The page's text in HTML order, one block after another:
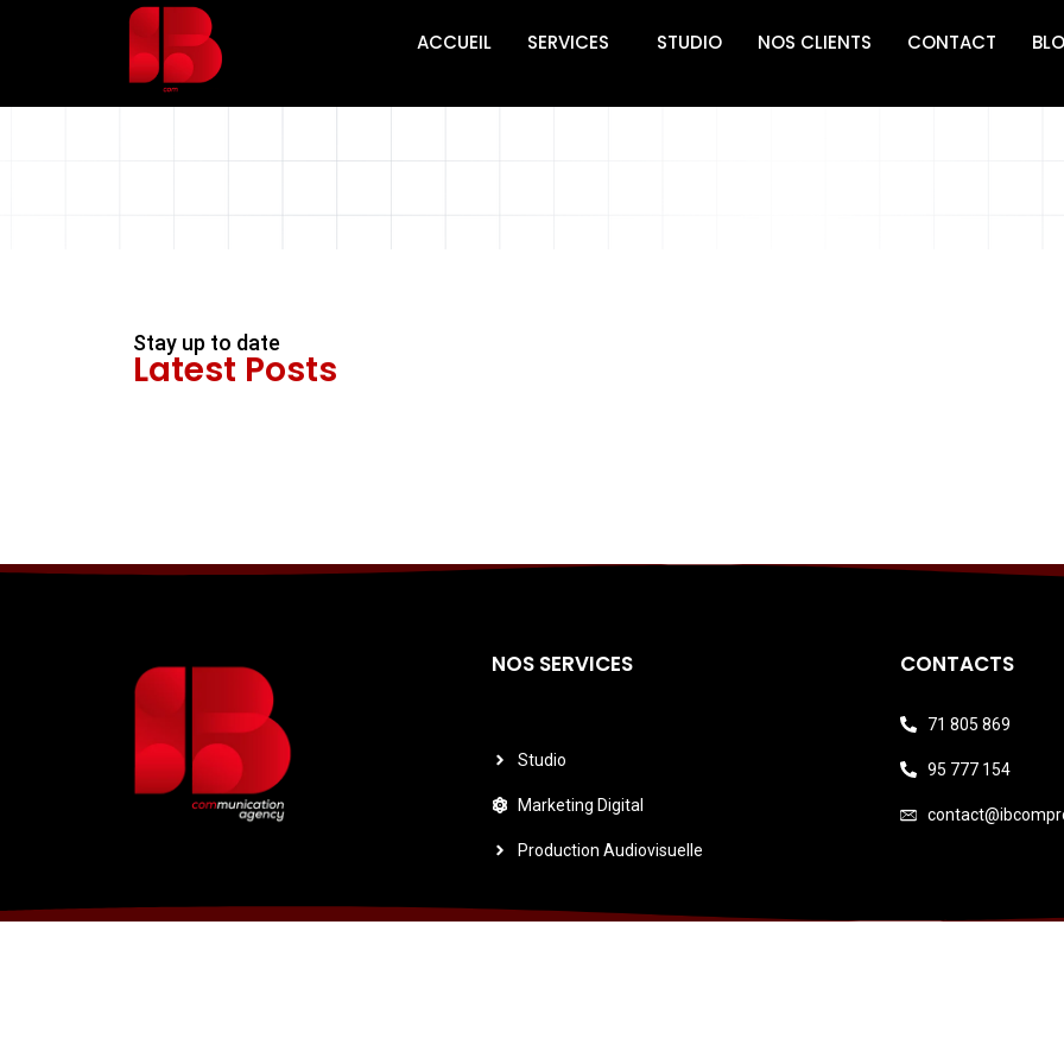
ACCUEIL SERVICES STUDIO NOS CLIENTS CONTACT
Stay up to date
Latest Posts
NOS SERVICES
Studio
Marketing Digital
Production Audiovisuelle
CONTACTS
71 805 869
95 777 154